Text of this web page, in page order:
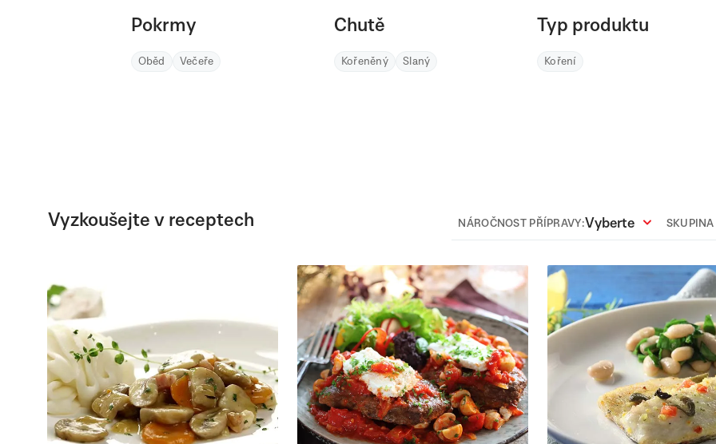
Pokrmy
Oběd Večeře
Chutě
Kořeněný Slaný
Typ produktu
Koření
Vyzkoušejte v receptech NÁROČNOST PŘÍPRAVY:Vyberte